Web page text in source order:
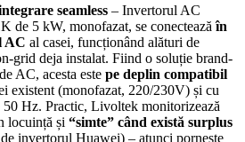
seamless – Invertorul AC
de 5 kW, monofazat, se conecteazăîn
AC al casei, funcționând alături de
grid deja instalat. Fiind o soluție brand-
AC, acesta este pe deplin compatibil
existent (monofazat, 220/230V) și cu
50 Hz. Practic, Livoltek monitorizează
locuință și “simte” când există surplus
invertorul Huawei) – atunci pornește